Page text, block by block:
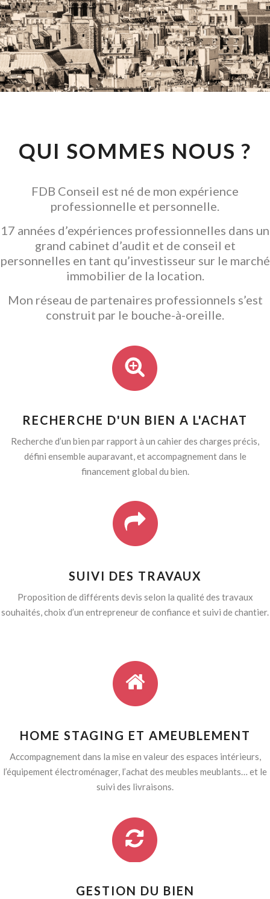
CONSEIL EN
INVESTISSEMENT
LOCATIF
GARANTIR L' ACQUISITION
QUI SOMMES NOUS ?
FDB Conseil est né de mon expérience
professionnelle et personnelle.
17 années d’expériences professionnelles dans un
grand cabinet d’audit et de conseil et
personnelles en tant qu’investisseur sur le marché
immobilier de la location.
Mon réseau de partenaires professionnels s’est
construit par le bouche-à-oreille.
RECHERCHE D'UN BIEN A L'ACHAT
Recherche d’un bien par rapport à un cahier des charges précis,
défini ensemble auparavant, et accompagnement dans le
financement global du bien.
SUIVI DES TRAVAUX
Proposition de différents devis selon la qualité des travaux
souhaités, choix d’un entrepreneur de confiance et suivi de chantier.
HOME STAGING ET AMEUBLEMENT
Accompagnement dans la mise en valeur des espaces intérieurs,
l’équipement électroménager, l’achat des meubles meublants… et le
suivi des livraisons.
GESTION DU BIEN